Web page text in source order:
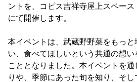
ントを、コピス吉祥寺屋上スペース
にて開催します。
本イベントは、武蔵野野菜をもっ
い、食べてほしいという共通の想
こととなりました。本イベントを
りや、季節にあった旬を知り、そし